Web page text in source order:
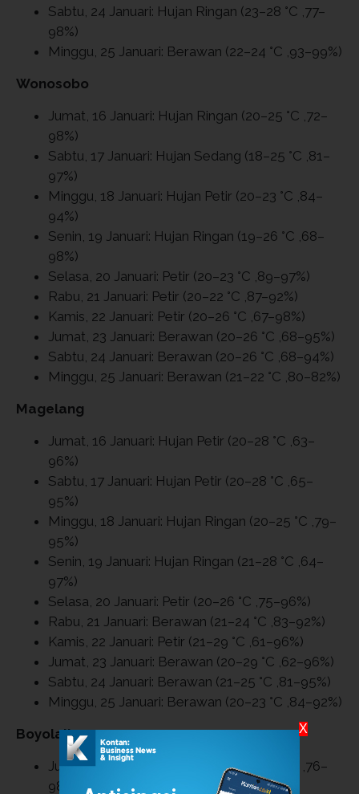
Sabtu, 24 Januari: Hujan Ringan (23–28 °C ,77–
98%)
Minggu, 25 Januari: Berawan (22–24 °C ,93–99%)
Wonosobo
Jumat, 16 Januari: Hujan Ringan (20–25 °C ,72–
98%)
Sabtu, 17 Januari: Hujan Sedang (18–25 °C ,81–
97%)
Minggu, 18 Januari: Hujan Petir (20–23 °C ,84–
94%)
Senin, 19 Januari: Hujan Ringan (19–26 °C ,68–
98%)
Selasa, 20 Januari: Petir (20–23 °C ,89–97%)
Rabu, 21 Januari: Petir (20–22 °C ,87–92%)
Kamis, 22 Januari: Petir (20–26 °C ,67–98%)
Jumat, 23 Januari: Berawan (20–26 °C ,68–95%)
Sabtu, 24 Januari: Berawan (20–26 °C ,68–94%)
Minggu, 25 Januari: Berawan (21–22 °C ,80–82%)
Magelang
Jumat, 16 Januari: Hujan Petir (20–28 °C ,63–
96%)
Sabtu, 17 Januari: Hujan Petir (20–28 °C ,65–
95%)
Minggu, 18 Januari: Hujan Ringan (20–25 °C ,79–
95%)
Senin, 19 Januari: Hujan Ringan (21–28 °C ,64–
97%)
Selasa, 20 Januari: Petir (20–26 °C ,75–96%)
Rabu, 21 Januari: Berawan (21–24 °C ,83–92%)
Kamis, 22 Januari: Petir (21–29 °C ,61–96%)
Jumat, 23 Januari: Berawan (20–29 °C ,62–96%)
Sabtu, 24 Januari: Berawan (21–25 °C ,81–95%)
Minggu, 25 Januari: Berawan (20–23 °C ,84–92%)
Boyolali
Jumat, 16 Januari: Hujan Ringan (22–26 °C ,76–
98%)
X